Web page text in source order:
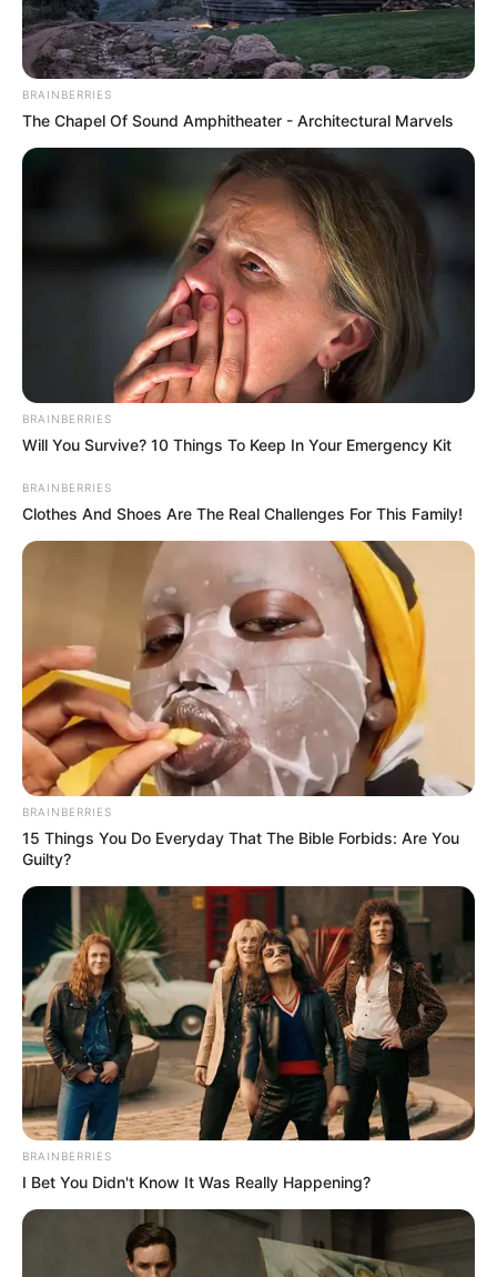
Why this ordinary drink is the secret to feeling your
best every day
Some Moments Got Out Of Control Quickly
BRAINBERRIES
Remember These Iconic '90s Couples? See The List
That Defined A Generation
BRAINBERRIES
Plastic Surgery Splurge: Instagram Model's Quest
For Barbie Looks
BRAINBERRIES
Why everything you thought you knew about water
might be wrong
BRAINBERRIES
The Chapel Of Sound Amphitheater - Architectural Marvels
BRAINBERRIES
Will You Survive? 10 Things To Keep In Your Emergency Kit
BRAINBERRIES
Clothes And Shoes Are The Real Challenges For This Family!
BRAINBERRIES
15 Things You Do Everyday That The Bible Forbids: Are You
Guilty?
BRAINBERRIES
I Bet You Didn't Know It Was Really Happening?